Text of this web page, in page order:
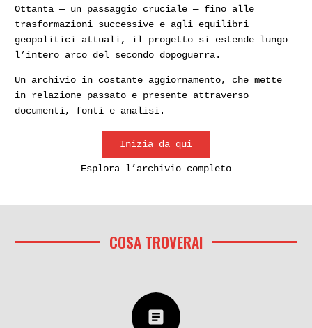
Ottanta — un passaggio cruciale — fino alle
trasformazioni successive e agli equilibri
geopolitici attuali, il progetto si estende lungo
l’intero arco del secondo dopoguerra.
Un archivio in costante aggiornamento, che mette
in relazione passato e presente attraverso
documenti, fonti e analisi.
Inizia da qui
Esplora l’archivio completo
COSA TROVERAI
article